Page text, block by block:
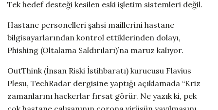
Tek hedef desteği kesilen eski işletim sistemleri değil.
Hastane personelleri şahsi maillerini hastane
bilgisayarlarından kontrol ettiklerinden dolayı,
Phishing (Oltalama Saldırıları)’na maruz kalıyor.
OutThink (İnsan Riski İstihbaratı) kurucusu Flavius
Plesu, TechRadar dergisine yaptığı açıklamada “Kriz
zamanlarını hackerlar fırsat görür. Ne yazık ki, pek